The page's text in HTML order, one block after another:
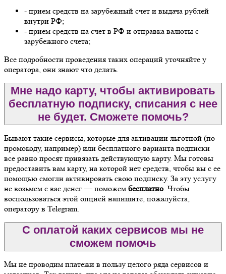
- прием средств на зарубежный счет и выдача рублей
внутри РФ;
- прием средств на счет в РФ и отправка валюты с
зарубежного счета;
Все подробности проведения таких операций уточняйте у
оператора, они знают что делать.
Мне надо карту, чтобы активировать
бесплатную подписку, списания с нее
не будет. Сможете помочь?
Бывают такие сервисы, которые для активации льготной (по
промокоду, например) или бесплатного варианта подписки
все равно просят привязать действующую карту. Мы готовы
предоставить вам карту, на которой нет средств, чтобы вы с ее
помощью смогли активировать свою подписку. За эту услугу
не возьмем с вас денег — поможем бесплатно. Чтобы
воспользоваться этой опцией напишите, пожалуйста,
оператору в Telegram.
С оплатой каких сервисов мы не
сможем помочь
Мы не проводим платежи в пользу целого ряда сервисов и